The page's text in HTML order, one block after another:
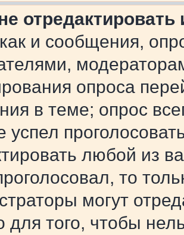
и сообщения,
опроса
в теме; опрос
успел
любой из
то
могут
для того, чтобы